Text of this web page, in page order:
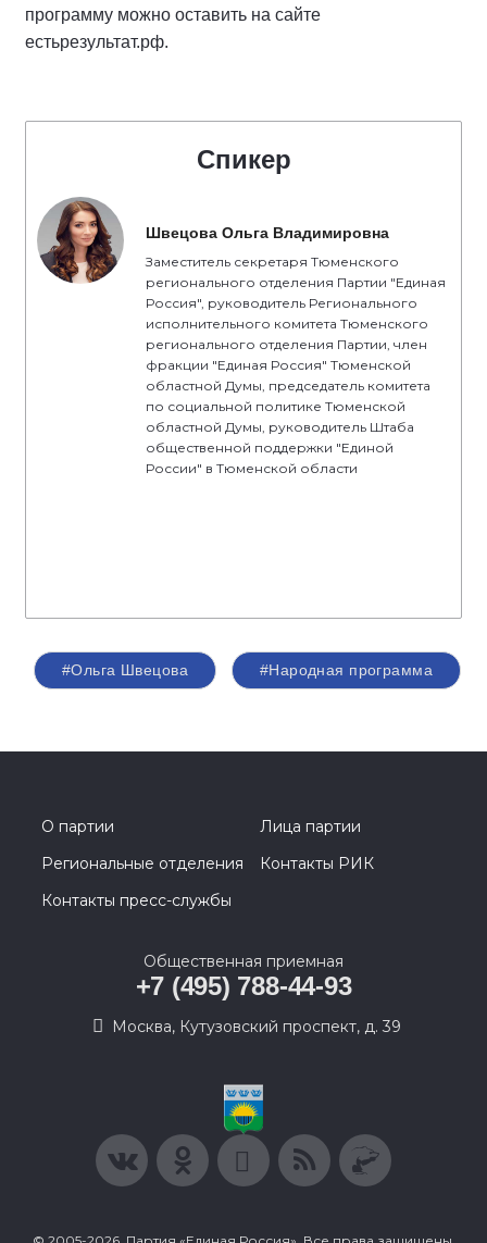
программу можно оставить на сайте
естьрезультат.рф.
Спикер
Швецова Ольга Владимировна
Заместитель секретаря Тюменского
регионального отделения Партии "Единая
Россия", руководитель Регионального
исполнительного комитета Тюменского
регионального отделения Партии, член
фракции "Единая Россия" Тюменской
областной Думы, председатель комитета
по социальной политике Тюменской
областной Думы, руководитель Штаба
общественной поддержки "Единой
России" в Тюменской области
#Ольга Швецова #Народная программа
О партии
Лица партии
Региональные отделения
Контакты РИК
Контакты пресс-службы
Общественная приемная
+7 (495) 788-44-93
Москва, Кутузовский проспект, д. 39